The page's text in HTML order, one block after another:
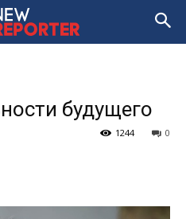
будущего
0
1244